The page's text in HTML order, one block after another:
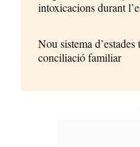
intoxicacions durant
Nou sistema
conciliació familiar